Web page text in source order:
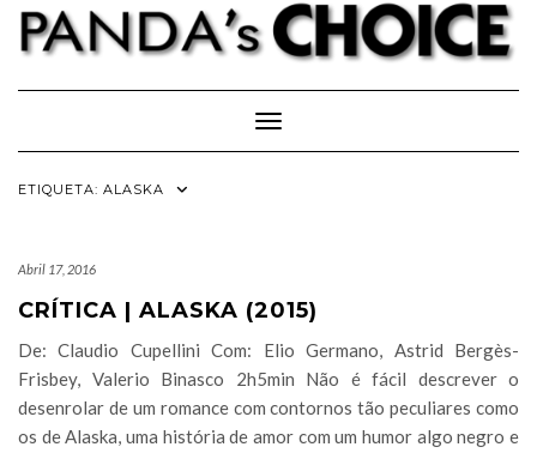
Skip
content
Toggle Navigation
ETIQUETA: ALASKA
Abril 17, 2016
CRÍTICA | ALASKA (2015)
De: Claudio Cupellini Com: Elio Germano, Astrid Bergès-
Frisbey, Valerio Binasco 2h5min Não é fácil descrever o
desenrolar de um romance com contornos tão peculiares como
os de Alaska, uma história de amor com um humor algo negro e